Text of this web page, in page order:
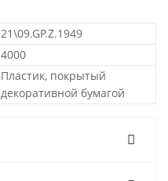
21\09.GP.Z.1949
4000
Пластик, покрытый
декоративной бумагой